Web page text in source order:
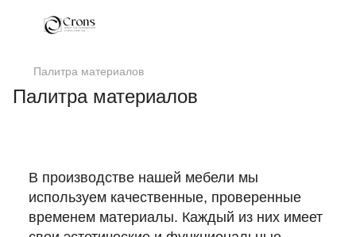
Палитра материалов
Палитра материалов
В производстве нашей мебели мы
используем качественные, проверенные
временем материалы. Каждый из них имеет